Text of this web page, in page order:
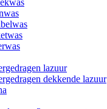
lazuur
dekkende lazuur